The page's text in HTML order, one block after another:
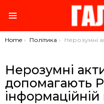
You are here:
Home Політика Нерозумні активісти допомагають Росії у гібридній
Нерозумні
допомагають
інформаційній